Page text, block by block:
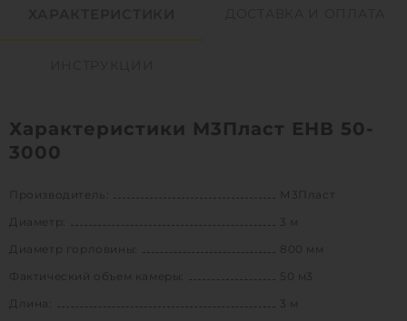
Характеристики М3Пласт ЕНВ 50-
3000
Производитель:
М3Пласт
Диаметр:
3 м
Диаметр горловины:
800 мм
Фактический объем камеры:
50 м3
Длина:
3 м